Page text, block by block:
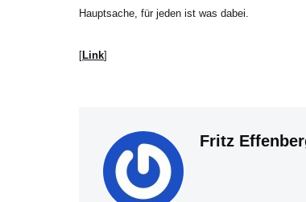
Hauptsache, für jeden ist was dabei.
[Link]
Fritz